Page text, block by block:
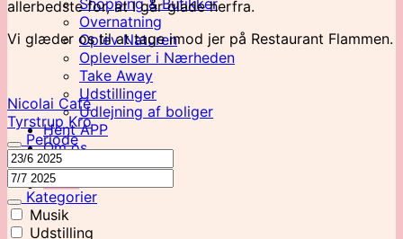
Shopping & Butikker
Overnatning
Oplev Naturen
Oplevelser i Nærheden
Take Away
Udstillinger
Udlejning af boliger
Hent APP
Om os
allerbedste for, at I går glade herfra.
Vi glæder os til at tage imod jer på Restaurant Flammen.
Nicolai Café
Tyrstrup Kro
Periode
Kategorier
Musik
Udstilling